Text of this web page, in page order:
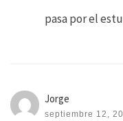
pasa por el
Jorge
septiembre 12,